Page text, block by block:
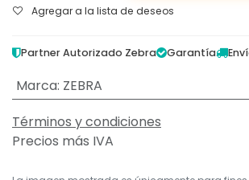
Agregar a la lista de deseos
Partner Autorizado Zebra Garantía
Marca: ZEBRA
Términos y condiciones
Precios más IVA